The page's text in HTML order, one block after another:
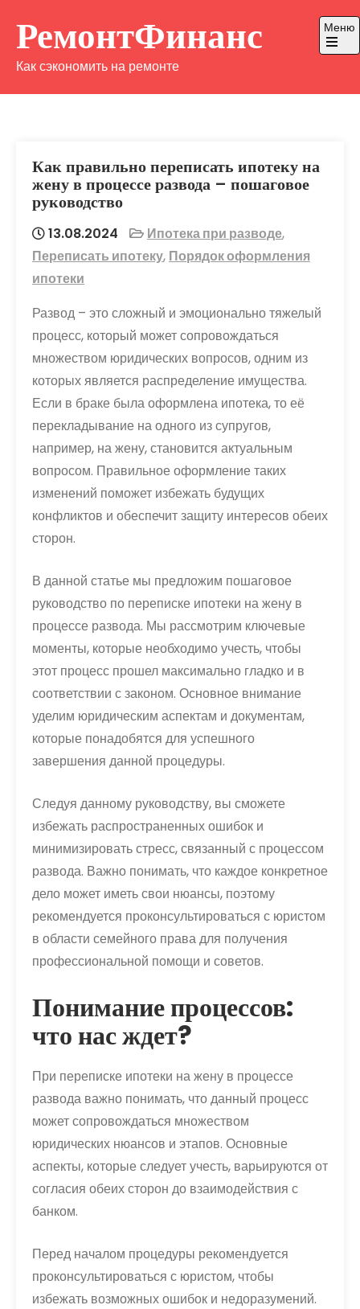
РемонтФинанс
Как сэкономить на ремонте
Меню
Как правильно переписать ипотеку на
жену в процессе развода – пошаговое
руководство
13.08.2024 Ипотека при разводе,
Переписать ипотеку, Порядок оформления
ипотеки
Развод – это сложный и эмоционально тяжелый
процесс, который может сопровождаться
множеством юридических вопросов, одним из
которых является распределение имущества.
Если в браке была оформлена ипотека, то её
перекладывание на одного из супругов,
например, на жену, становится актуальным
вопросом. Правильное оформление таких
изменений поможет избежать будущих
конфликтов и обеспечит защиту интересов обеих
сторон.
В данной статье мы предложим пошаговое
руководство по переписке ипотеки на жену в
процессе развода. Мы рассмотрим ключевые
моменты, которые необходимо учесть, чтобы
этот процесс прошел максимально гладко и в
соответствии с законом. Основное внимание
уделим юридическим аспектам и документам,
которые понадобятся для успешного
завершения данной процедуры.
Следуя данному руководству, вы сможете
избежать распространенных ошибок и
минимизировать стресс, связанный с процессом
развода. Важно понимать, что каждое конкретное
дело может иметь свои нюансы, поэтому
рекомендуется проконсультироваться с юристом
в области семейного права для получения
профессиональной помощи и советов.
Понимание процессов:
что нас ждет?
При переписке ипотеки на жену в процессе
развода важно понимать, что данный процесс
может сопровождаться множеством
юридических нюансов и этапов. Основные
аспекты, которые следует учесть, варьируются от
согласия обеих сторон до взаимодействия с
банком.
Перед началом процедуры рекомендуется
проконсультироваться с юристом, чтобы
избежать возможных ошибок и недоразумений.